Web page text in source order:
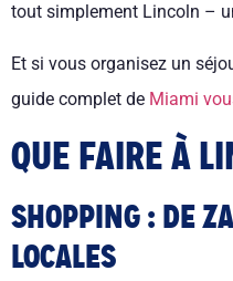
tout simplement Lincoln –
Et si vous organisez un
guide complet de Miami
QUE FAIRE À
SHOPPING : DE
LOCALES